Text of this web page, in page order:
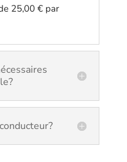
25,00 € par